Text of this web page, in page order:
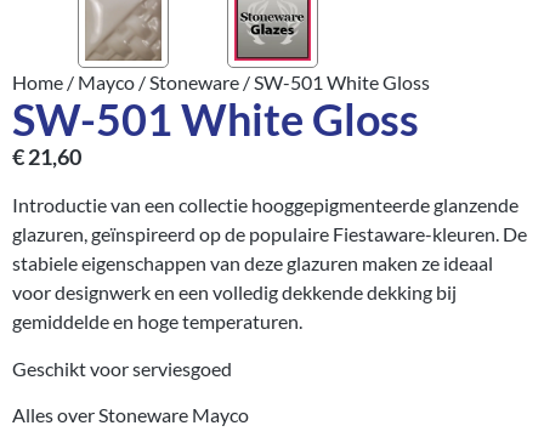
Home / Mayco /Stoneware / SW-501 White Gloss
SW-501 White Gloss
€21,60
Introductie van een collectie hooggepigmenteerde glanzende
glazuren, geïnspireerd op de populaire Fiestaware-kleuren. De
stabiele eigenschappen van deze glazuren maken ze ideaal
voor designwerk en een volledig dekkende dekking bij
gemiddelde en hoge temperaturen.
Geschikt voor serviesgoed
Alles over Stoneware Mayco